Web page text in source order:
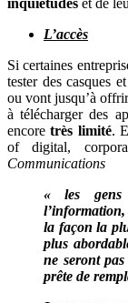
L’accès
Si certaines
tester des casques
ou vont jusqu’à
à télécharger des
encoretrès limité.
of digital,
Communications
« les gens
la façon la
plus
ne seront
prête de